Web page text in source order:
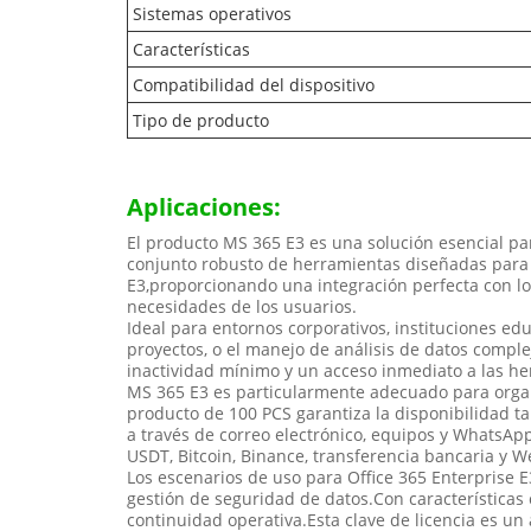
Sistemas operativos
Características
Compatibilidad del dispositivo
Tipo de producto
Aplicaciones:
El producto MS 365 E3 es una solución esencial
conjunto robusto de herramientas diseñadas
E3,proporcionando una integración perfecta con
necesidades de los usuarios.
Ideal para entornos corporativos, instituciones
proyectos, o el manejo de análisis de datos
inactividad mínimo y un acceso inmediato a las
MS 365 E3 es particularmente adecuado para
producto de 100 PCS garantiza la disponibilidad
a través de correo electrónico, equipos y
USDT, Bitcoin, Binance, transferencia bancaria y
Los escenarios de uso para Office 365
gestión de seguridad de datos.Con
continuidad operativa.Esta clave de licencia es